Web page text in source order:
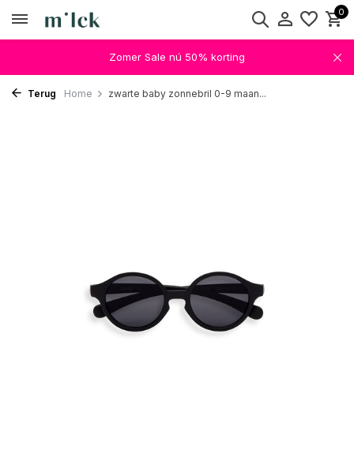
0
Zomer Sale nú 50% korting
Terug Home zwarte baby zonnebril 0-9 maan...